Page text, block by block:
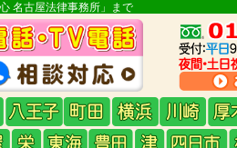
名古屋法律事務所」まで